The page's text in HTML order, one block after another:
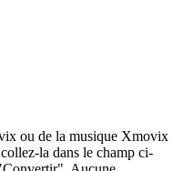
ou de la musique Xmovix
la dans le champ ci-